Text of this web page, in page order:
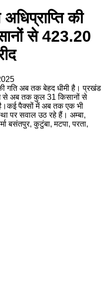
की
से 423.20
गति अब तक बेहद धीमी है। प्रखंड
से अब तक कुल 31 किसानों से
पैक्सों में अब तक एक भी
पर सवाल उठ रहे हैं। अम्बा,
बसंतपुर, कुटुंबा, मटपा, परता,